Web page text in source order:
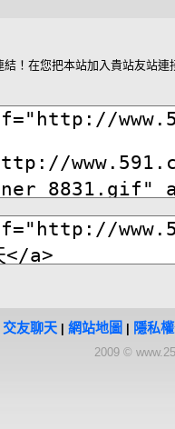
！在您把本站加入貴站友站
交友聊天| 網站地圖 隱私
2009 ©